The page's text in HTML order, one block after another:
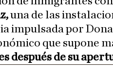
una de las
impulsada por
que supone
después de su